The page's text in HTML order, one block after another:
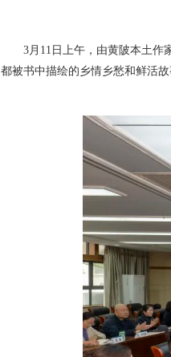
3月11日上午，由黄陂本土作家
都被书中描绘的乡情乡愁和鲜活故